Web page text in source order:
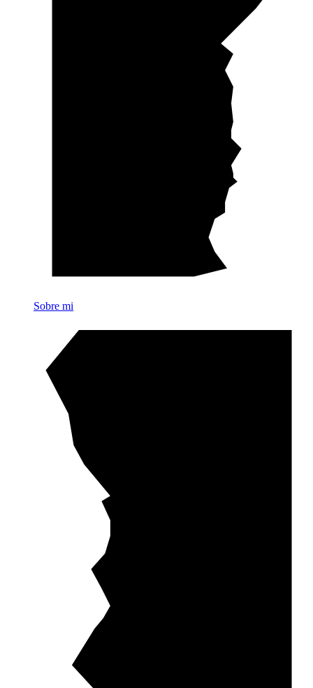
Sobre mi